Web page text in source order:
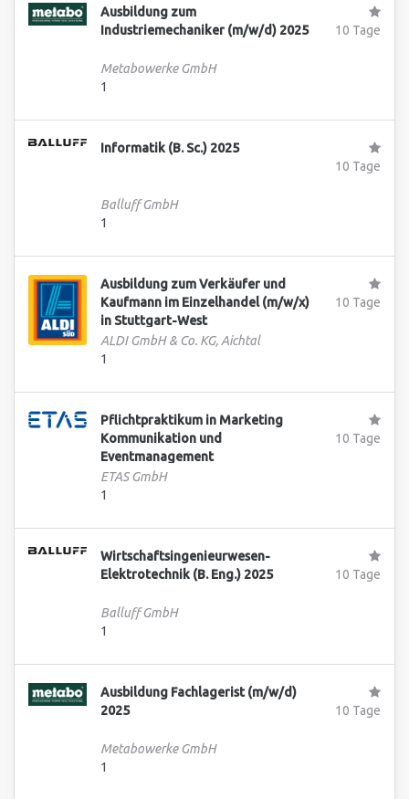
Ausbildung zum
Industriemechaniker (m/w/d) 2025
Metabowerke GmbH
1
10 Tage
Informatik (B. Sc.) 2025
Balluff GmbH
1
10 Tage
Ausbildung zum Verkäufer und
Kaufmann im Einzelhandel (m/w/x)
in Stuttgart-West
ALDI GmbH & Co. KG, Aichtal
1
10 Tage
Pflichtpraktikum in Marketing
Kommunikation und
Eventmanagement
ETAS GmbH
1
10 Tage
Wirtschaftsingenieurwesen-
Elektrotechnik (B. Eng.) 2025
Balluff GmbH
1
10 Tage
Ausbildung Fachlagerist (m/w/d)
2025
Metabowerke GmbH
1
10 Tage